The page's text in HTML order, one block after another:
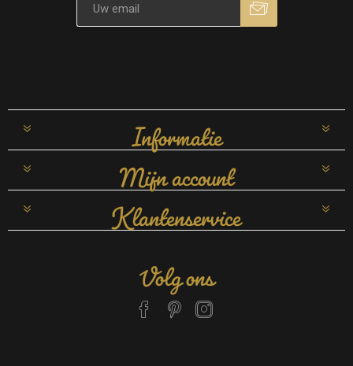
Informatie
Mijn account
Klantenservice
Volg ons